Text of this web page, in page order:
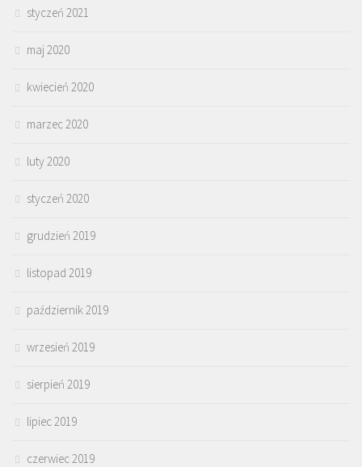
styczeń 2021
maj 2020
kwiecień 2020
marzec 2020
luty 2020
styczeń 2020
grudzień 2019
listopad 2019
październik 2019
wrzesień 2019
sierpień 2019
lipiec 2019
czerwiec 2019